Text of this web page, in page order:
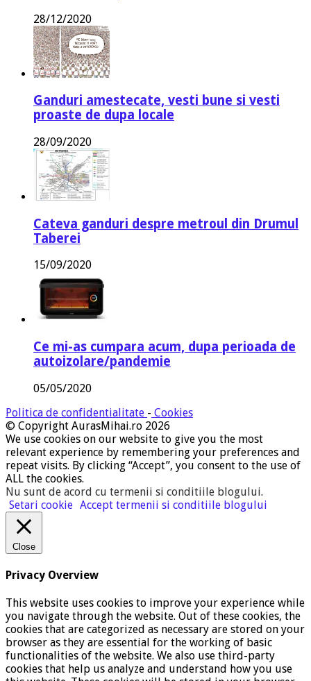
28/12/2020
Ganduri amestecate, vesti bune si vesti
proaste de dupa locale
28/09/2020
Cateva ganduri despre metroul din Drumul
Taberei
15/09/2020
Ce mi-as cumpara acum, dupa perioada de
autoizolare/pandemie
05/05/2020
Politica de confidentialitate - Cookies
© Copyright AurasMihai.ro 2026
We use cookies on our website to give you the most
relevant experience by remembering your preferences and
repeat visits. By clicking “Accept”, you consent to the use of
ALL the cookies.
Nu sunt de acord cu termenii si conditiile blogului.
Setari cookie Accept termenii si conditiile blogului
Close
Privacy Overview
This website uses cookies to improve your experience while
you navigate through the website. Out of these cookies, the
cookies that are categorized as necessary are stored on your
browser as they are essential for the working of basic
functionalities of the website. We also use third-party
cookies that help us analyze and understand how you use